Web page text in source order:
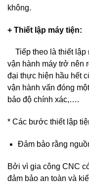
không.
+ Thiết lập máy tiện:
Tiếp theo là thiết
vận hành máy trở nên
đại thực hiện hầu hết
vận hành vấn đóng
bảo độ chính xác,….
* Các bước thiết lập
Đảm bảo rằng
Bởi vì gia công CNC
đảm bảo an toàn và